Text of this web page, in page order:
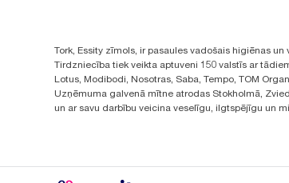
Tork, Essity zīmols, ir pasaules vadošais higiēnas
Tirdzniecība tiek veikta aptuveni 150 valstīs ar
Lotus, Modibodi, Nosotras, Saba, Tempo, TOM
Uzņēmuma galvenā mītne atrodas Stokholmā,
un ar savu darbību veicina veselīgu, ilgtspējīgu un